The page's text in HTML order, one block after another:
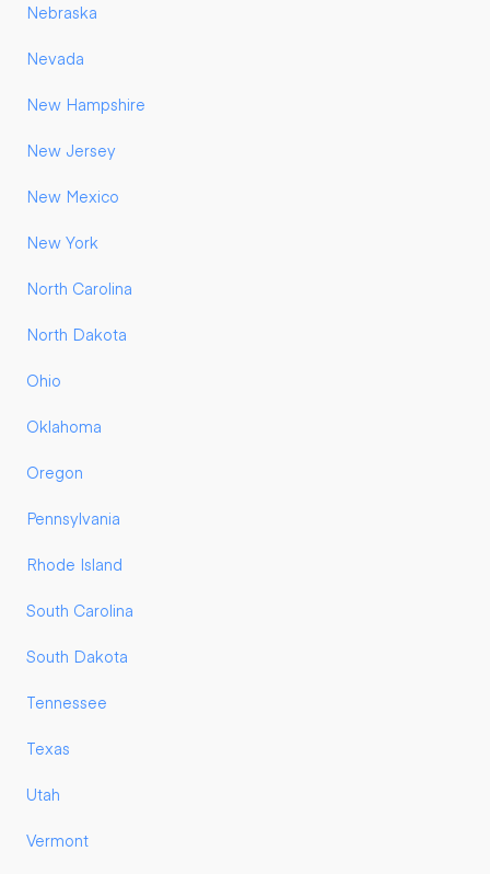
Nebraska
Nevada
New Hampshire
New Jersey
New Mexico
New York
North Carolina
North Dakota
Ohio
Oklahoma
Oregon
Pennsylvania
Rhode Island
South Carolina
South Dakota
Tennessee
Texas
Utah
Vermont